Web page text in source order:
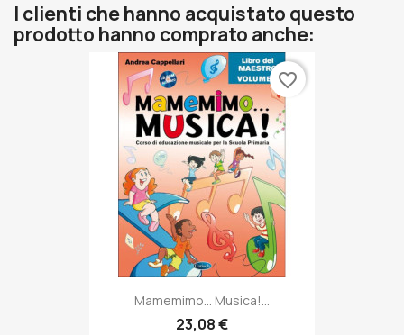
I clienti che hanno acquistato questo
prodotto hanno comprato anche:
Mamemimo... Musica!...
23,08 €
favorite_border